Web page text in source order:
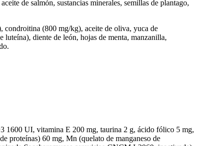
de salmón, sustancias minerales, semillas de plantago,
condroitina (800 mg/kg), aceite de oliva, yuca de
diente de león, hojas de menta, manzanilla,
UI, vitamina E 200 mg, taurina 2 g, ácido fólico 5 mg,
proteínas) 60 mg, Mn (quelato de manganeso de